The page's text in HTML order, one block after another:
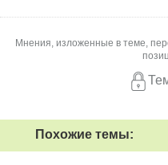
Мнения, изложенные в теме,
Похожие темы: